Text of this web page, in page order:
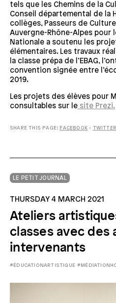
tels que les Chemins de la
Conseil départemental de la
collèges, Passeurs de
Auvergne-Rhône-Alpes pour
Nationale a soutenu les
élémentaires. Les travaux
la classe prépa de l’EBAG,
convention signée entre
2019.
Les projets des élèves pour
consultables sur le site Prezi.
SHARE THIS PAGE: FACEBOOK • TWITTER
LE PETIT JOURNAL
THURSDAY 4 MARCH 2021
Ateliers
classes avec des
intervenants
#ÉDUCATIONARTISTIQUE